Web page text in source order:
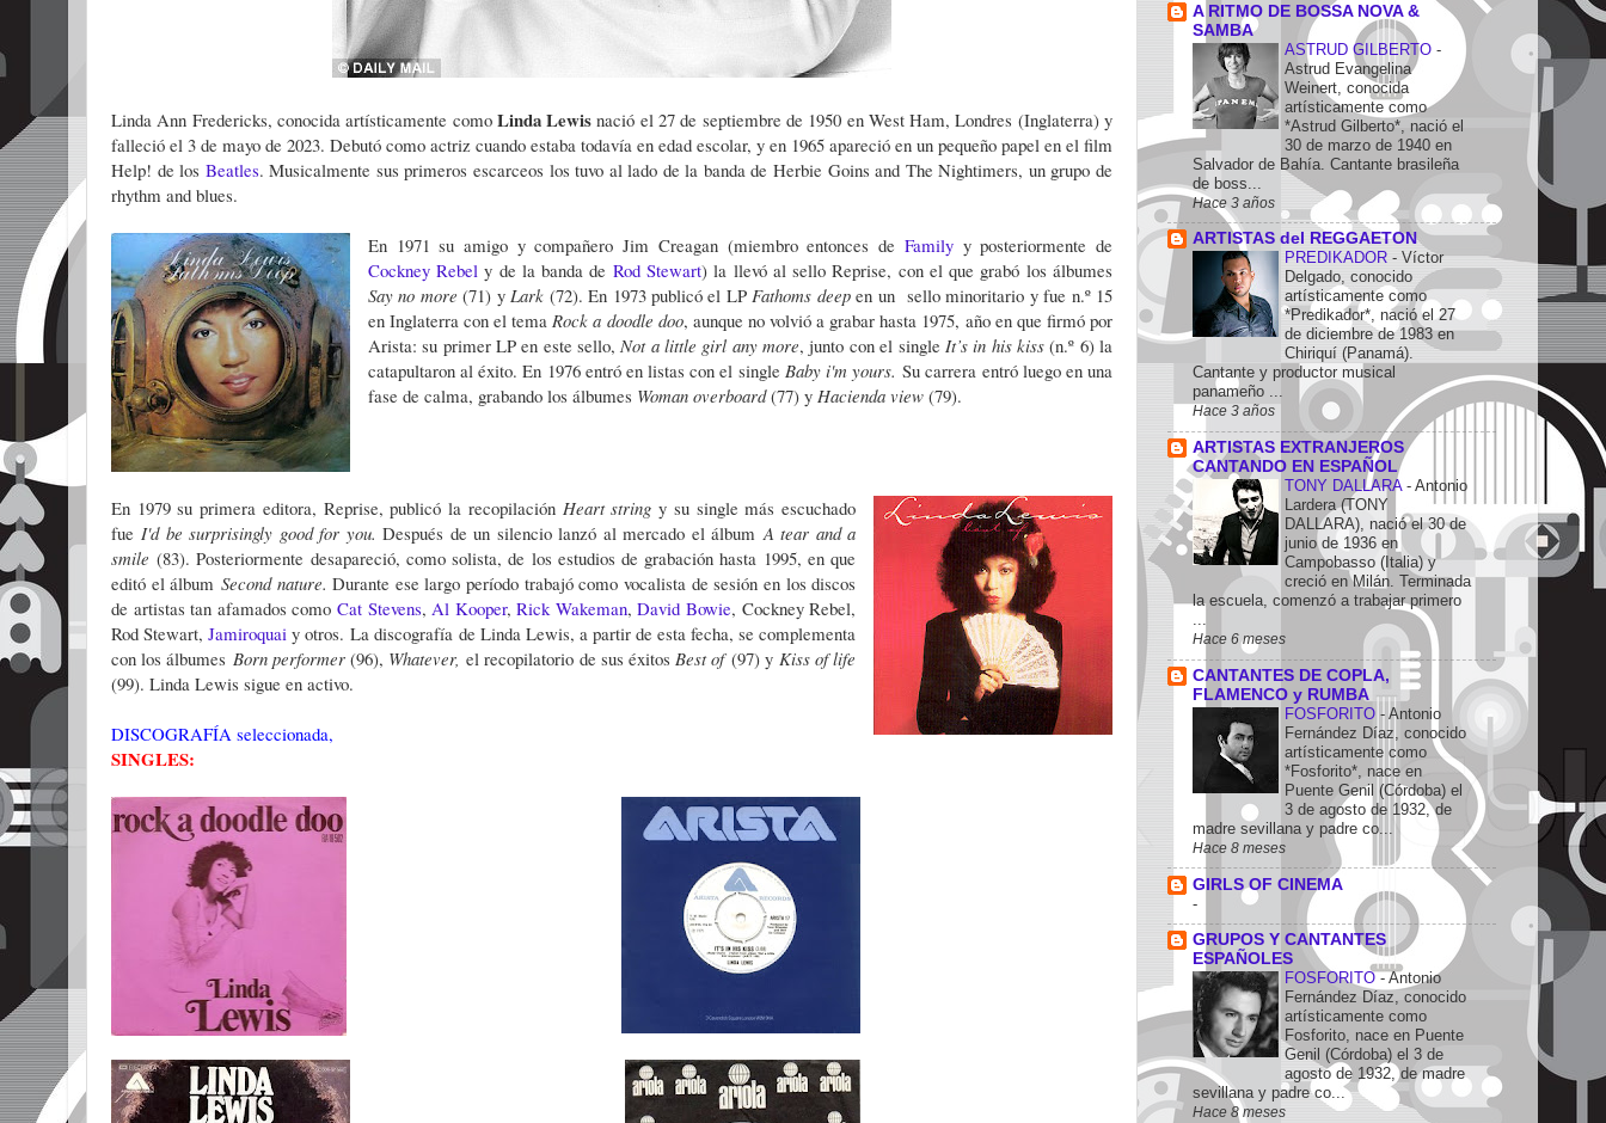
Linda Ann Fredericks, conocida artísticamente como Linda Lewis nació el 27 de septiembre de 1950 en West Ham, Londres (Inglaterra) y
falleció el 3 de mayo de 2023. Debutó como actriz cuando estaba todavía en edad escolar, y en 1965 apareció en un pequeño papel en el film
Help! de los Beatles. Musicalmente sus primeros escarceos los tuvo al lado de la banda de Herbie Goins and The Nightimers, un grupo de
rhythm and blues.
En 1971 su amigo y compañero Jim Creagan (miembro entonces de Familyy posteriormente de
Cockney Rebel y de la banda de Rod Stewart) la llevó al sello Reprise, con el que grabó los álbumes
Say no more (71) yLark (72). En 1973 publicó el LPFathoms deepen un sello minoritario y fue n.º 15
en Inglaterra con el temaRock a doodle doo, aunque no volvió a grabar hasta 1975, año en que firmó por
Arista: su primer LP en este sello,Not a little girl any more, junto con el single It’s in his kiss(n.º 6) la
catapultaron al éxito. En 1976 entró en listas con el single Baby i'm yours.Su carrera entró luego en una
fase de calma, grabando los álbumes Woman overboard(77) y Hacienda view(79).
En 1979 su primera editora, Reprise, publicó la recopilaciónHeart stringy su single más escuchado
fue I'd be surprisingly good for you.Después de un silencio lanzó al mercado el álbum Atear and a
smile (83). Posteriormente desapareció, como solista, de los estudios de grabación hasta 1995, en que
editó el álbum Second nature.Durante ese largo período trabajó como vocalista de sesión en los discos
de artistas tan afamados como Cat Stevens, Al Kooper,Rick Wakeman,David Bowie, Cockney Rebel,
Rod Stewart,Jamiroquaiy otros. La discografía de Linda Lewis, a partir de esta fecha, se complementa
con los álbumes Born performer (96), Whatever,el recopilatorio de sus éxitos Best of (97) y Kiss of life
(99). Linda Lewis sigue en activo.
DISCOGRAFÍA seleccionada,
SINGLES:
A RITMO DE BOSSA NOVA &
SAMBA
ASTRUD GILBERTO -
Astrud Evangelina
Weinert, conocida
artísticamente como
*Astrud Gilberto*, nació el
30 de marzo de 1940 en
Salvador de Bahía. Cantante brasileña
de boss...
Hace 3 años
ARTISTAS del REGGAETON
PREDIKADOR - Víctor
Delgado, conocido
artísticamente como
*Predikador*, nació el 27
de diciembre de 1983 en
Chiriquí (Panamá).
Cantante y productor musical
panameño ...
Hace 3 años
ARTISTAS EXTRANJEROS
CANTANDO EN ESPAÑOL
TONY DALLARA - Antonio
Lardera (TONY
DALLARA), nació el 30 de
junio de 1936 en
Campobasso (Italia) y
creció en Milán. Terminada
la escuela, comenzó a trabajar primero
...
Hace 6 meses
CANTANTES DE COPLA,
FLAMENCO y RUMBA
FOSFORITO - Antonio
Fernández Díaz, conocido
artísticamente como
*Fosforito*, nace en
Puente Genil (Córdoba) el
3 de agosto de 1932, de
madre sevillana y padre co...
Hace 8 meses
GIRLS OF CINEMA
-
GRUPOS Y CANTANTES
ESPAÑOLES
FOSFORITO-Antonio
Fernández Díaz, conocido
artísticamente como
Fosforito, nace en Puente
Genil (Córdoba) el 3 de
agosto de 1932, de madre
sevillana y padre co...
Hace 8 meses